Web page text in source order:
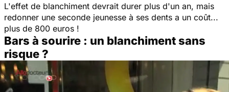
L'effet de blanchiment devrait durer plus d'un an, mais
redonner une seconde jeunesse à ses dents a un coût...
plus de 800 euros !
Bars à sourire : un blanchiment sans
risque ?